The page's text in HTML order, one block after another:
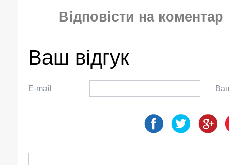
Відповісти на коментар
Ваш відгук
E-mail